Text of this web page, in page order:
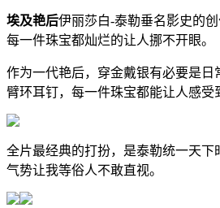
埃及艳后伊丽莎白-泰勒垂名影史的
每一件珠宝都灿烂的让人挪不开眼。
作为一代艳后，穿金戴银有必要是日
臂环耳钉，每一件珠宝都能让人感受
全片最经典的打扮，是泰勒统一天下
气势让我等俗人不敢直视。